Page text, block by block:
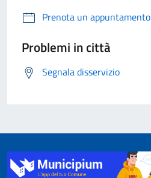
Prenota un appuntamento
Problemi in città
Segnala disservizio